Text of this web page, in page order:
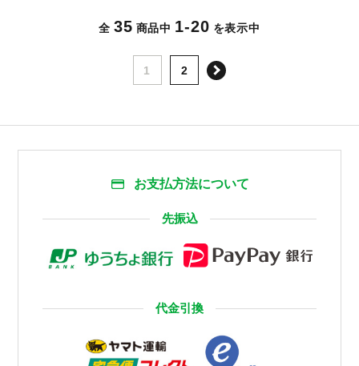
全 35 商品中 1-20 を表示中
1 2
お支払方法について
先振込
代金引換